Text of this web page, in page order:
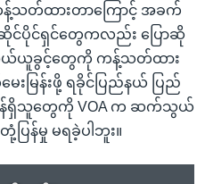
သတ်ထားတာကြောင့် အခက်
ဆိုင်ပိုင်ရှင်တွေကလည်း ပြောဆို
သယ်ယူခွင့်တွေကို ကန့်သတ်ထား
မြန်းဖို့ ရခိုင်ပြည်နယ် ပြည်
ာဝန်ရှိသူတွေကို VOA က ဆက်သွယ်
ြန်မှု မရခဲ့ပါဘူး။